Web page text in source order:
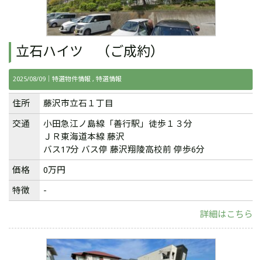
立石ハイツ （ご成約）
2025/08/09｜ 特選物件情報 特選情報
住所
藤沢市立石１丁目
交通
小田急江ノ島線「善行駅」徒歩１３分
ＪＲ東海道本線 藤沢
バス17分 バス停 藤沢翔陵⾼校前 停歩6分
価格
0万円
特徴
-
詳細はこちら